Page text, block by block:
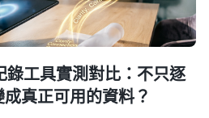
工具實測對比：不只逐
真正可用的資料？